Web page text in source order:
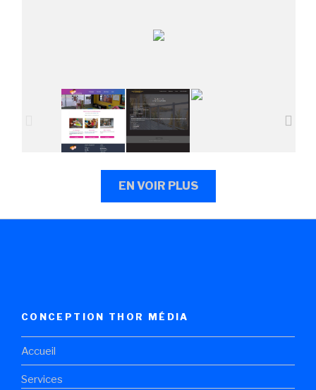
EN VOIR PLUS
CONCEPTION THOR MÉDIA
Accueil
Services